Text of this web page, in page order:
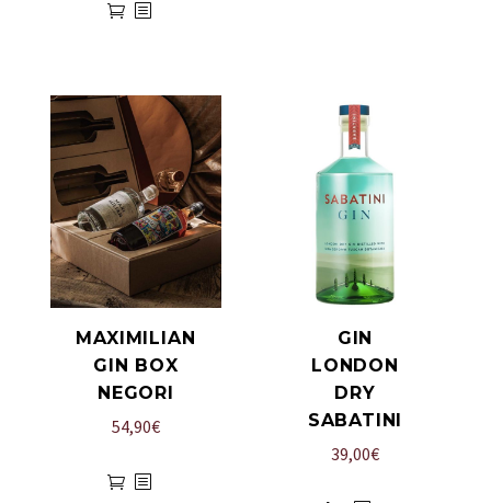
MAXIMILIAN
GIN BOX
NEGORI
54,90€
GIN
LONDON
DRY
SABATINI
39,00€